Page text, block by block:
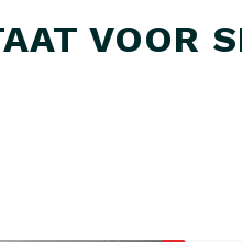
VOOR